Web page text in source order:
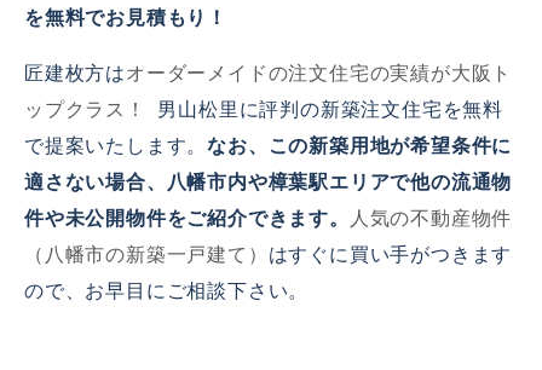
を無料でお見積もり！
匠建枚方はオーダーメイドの注文住宅の実績が大阪ト
ップクラス！
男山松里に評判の新築注文住宅を無料
で提案いたします。なお、この新築用地が希望条件に
適さない場合、八幡市内や樟葉駅エリアで他の流通物
件や未公開物件をご紹介できます。
人気の不動産物件
（八幡市の新築一戸建て） はすぐに買い手がつきます
ので、お早目にご相談下さい。